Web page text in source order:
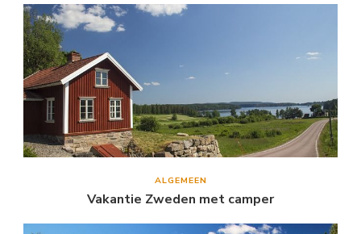
ALGEMEEN
Vakantie Zweden met camper